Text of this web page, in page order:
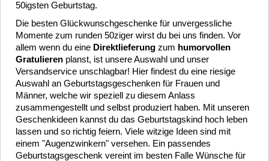
50igsten Geburtstag.
Die besten Glückwunschgeschenke für unvergessliche
Momente zum runden 50ziger wirst du bei uns finden. Vor
allem wenn du eine Direktlieferung zum humorvollen
Gratulieren planst, ist unsere Auswahl und unser
Versandservice unschlagbar! Hier findest du eine riesige
Auswahl an Geburtstagsgeschenken für Frauen und
Männer, welche wir speziell zu diesem Anlass
zusammengestellt und selbst produziert haben. Mit unseren
Geschenkideen kannst du das Geburtstagskind hoch leben
lassen und so richtig feiern. Viele witzige Ideen sind mit
einem "Augenzwinkern" versehen. Ein passendes
Geburtstagsgeschenk vereint im besten Falle Wünsche für